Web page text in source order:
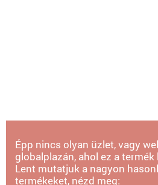
Épp nincs olyan üzlet, vagy
globalplazán, ahol ez a termék
Lent mutatjuk a nagyon
termékeket, nézd meg: